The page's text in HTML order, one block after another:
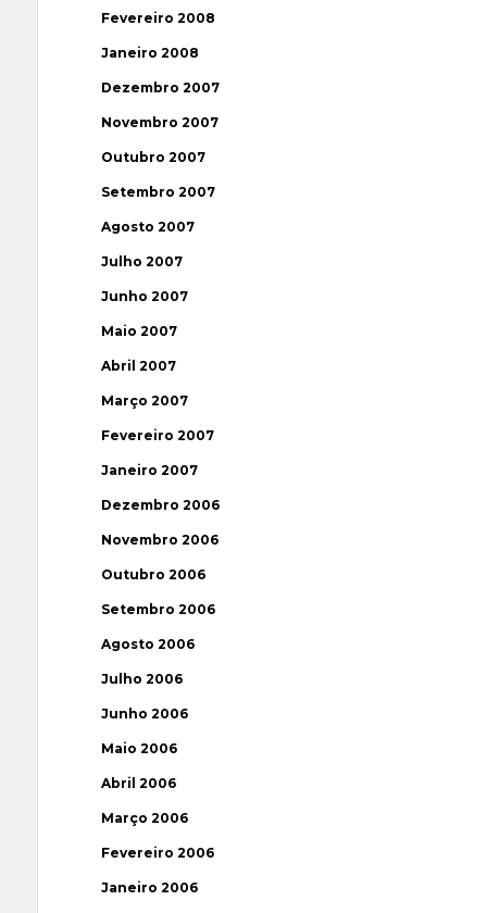
Fevereiro 2008
Janeiro 2008
Dezembro 2007
Novembro 2007
Outubro 2007
Setembro 2007
Agosto 2007
Julho 2007
Junho 2007
Maio 2007
Abril 2007
Março 2007
Fevereiro 2007
Janeiro 2007
Dezembro 2006
Novembro 2006
Outubro 2006
Setembro 2006
Agosto 2006
Julho 2006
Junho 2006
Maio 2006
Abril 2006
Março 2006
Fevereiro 2006
Janeiro 2006